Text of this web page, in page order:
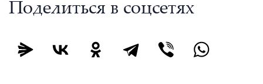
Поделиться в соцсетях